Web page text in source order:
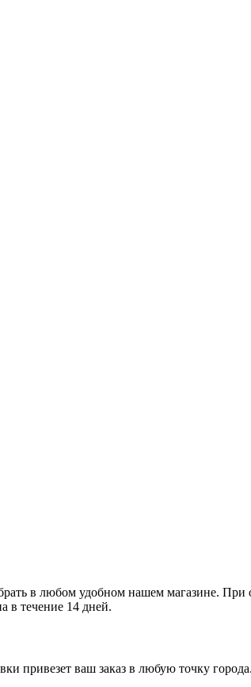
в любом удобном нашем магазине. При
в течение 14 дней.
привезет ваш заказ в любую точку города.